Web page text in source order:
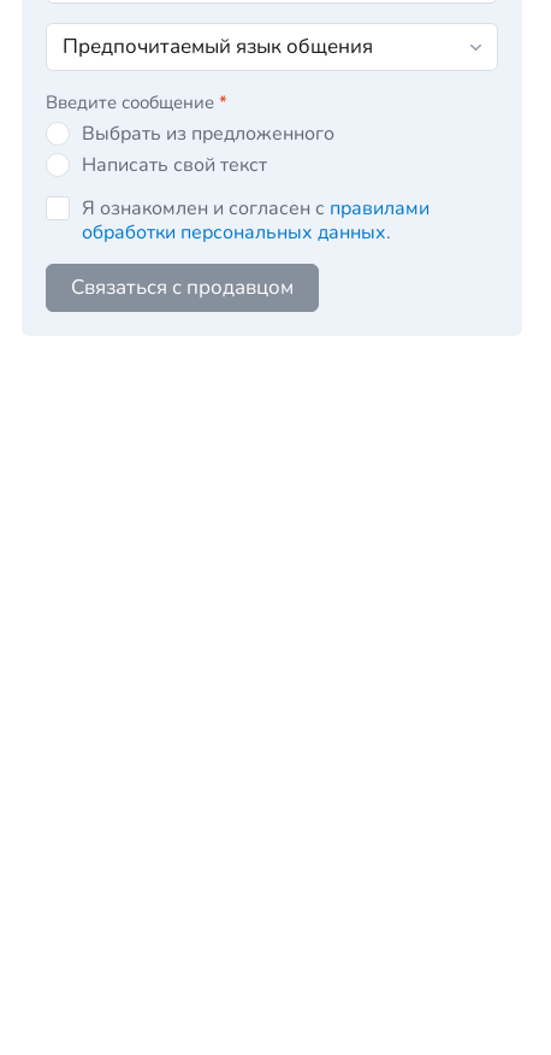
Введите сообщение *
Выбрать из предложенного
Написать свой текст
Я ознакомлен и согласен с правилами
обработки персональных данных.
Связаться с продавцом